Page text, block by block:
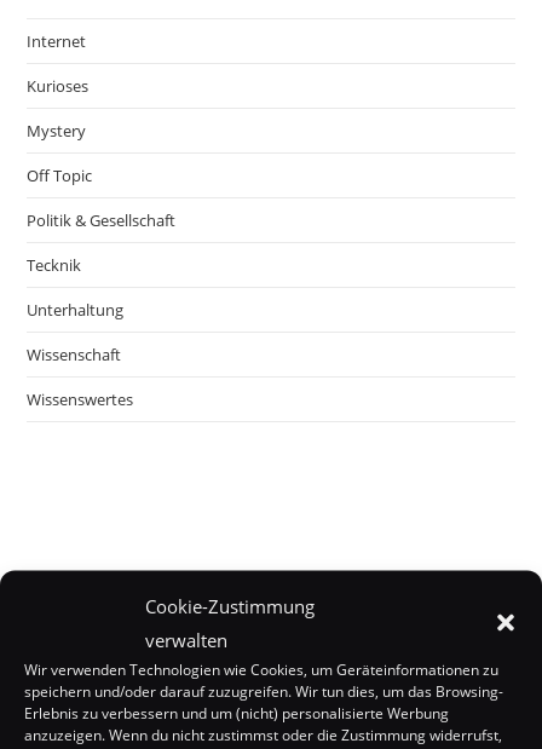
Cookie-Zustimmung
verwalten
Wir verwenden Technologien wie Cookies, um Geräteinformationen zu
speichern und/oder darauf zuzugreifen. Wir tun dies, um das Browsing-
Erlebnis zu verbessern und um (nicht) personalisierte Werbung
anzuzeigen. Wenn du nicht zustimmst oder die Zustimmung widerrufst,
Internet
Kurioses
Mystery
Off Topic
Politik & Gesellschaft
Tecknik
Unterhaltung
Wissenschaft
Wissenswertes